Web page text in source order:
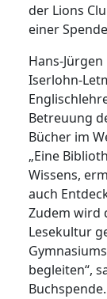
der Lions
einer
Hans-
Iserlohn-
Betreuung
Bücher im
„Eine
Wissens,
auch
Zudem wird
Lesekultur
begleiten“,
Buchspende.